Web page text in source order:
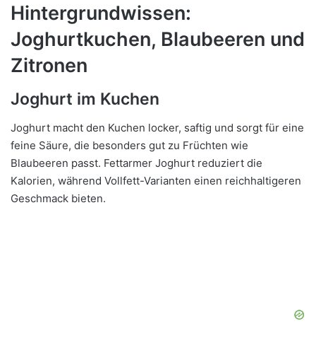
Hintergrundwissen:
Joghurtkuchen, Blaubeeren und
Zitronen
Joghurt im Kuchen
Joghurt macht den Kuchen locker, saftig und sorgt für eine
feine Säure, die besonders gut zu Früchten wie
Blaubeeren passt. Fettarmer Joghurt reduziert die
Kalorien, während Vollfett-Varianten einen reichhaltigeren
Geschmack bieten.